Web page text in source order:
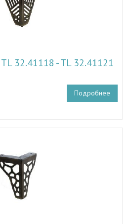
32.41118 - TL 32.41121
Подробнее